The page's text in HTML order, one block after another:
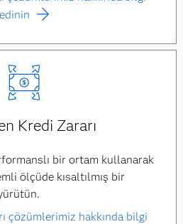
edinin
Kredi Zararı
bir ortam kullanarak
ölçüde kısaltılmış bir
çözümlerimiz hakkında bilgi